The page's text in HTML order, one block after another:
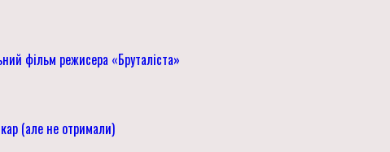
фільм режисера «Бруталіста»
(але не отримали)